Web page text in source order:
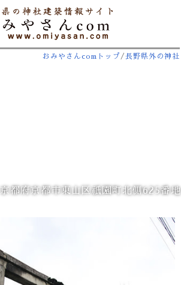
おみやさんcomトップ /長野県外の神社
京都府京都市東山区祇園町北側625番地